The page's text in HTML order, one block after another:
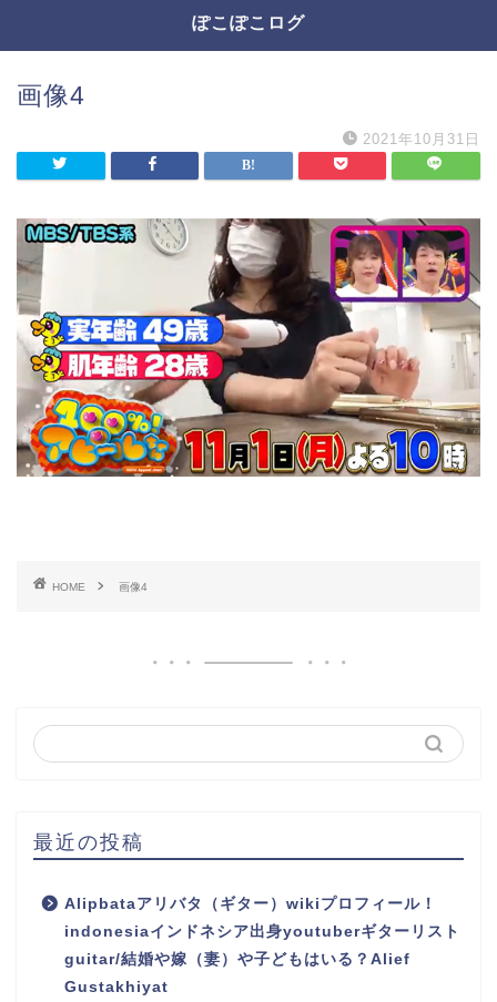
ぽこぽこログ
画像4
2021年10月31日
HOME 画像4
最近の投稿
Alipbataアリバタ（ギター）wikiプロフィール！
indonesiaインドネシア出身youtuberギターリスト
guitar/結婚や嫁（妻）や子どもはいる？Alief
Gustakhiyat